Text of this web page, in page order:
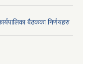
बैठकका निर्णयहरु